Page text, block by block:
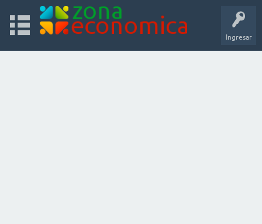
Ingresar